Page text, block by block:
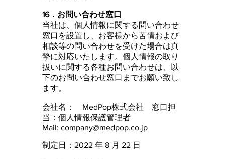
16．お問い合わせ窓口
当社は、個人情報に関する問い合わせ
窓口を設置し、お客様から苦情および
相談等の問い合わせを受けた場合は真
摯に対応いたします。個人情報の取り
扱いに関する各種お問い合わせは、以
下のお問い合わせ窓口までお願い致し
ます。
会社名： MedPop株式会社 窓口担
当：個人情報保護管理者
Mail: company@medpop.co.jp
制定日：2022 年 8 月 22 日